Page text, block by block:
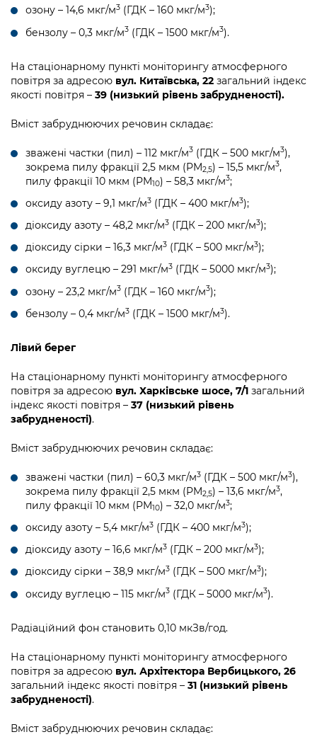
озону – 14,6 мкг/м3 (ГДК – 160 мкг/м3);
бензолу – 0,3 мкг/м3 (ГДК – 1500 мкг/м3).
На стаціонарному пункті моніторингу атмосферного
повітря за адресою вул. Китаївська, 22 загальний індекс
якості повітря – 39 (низький рівень забрудненості).
Вміст забруднюючих речовин складає:
зважені частки (пил) – 112 мкг/м3 (ГДК – 500 мкг/м3),
зокрема пилу фракції 2,5 мкм (PM2,5) – 15,5 мкг/м3,
пилу фракції 10 мкм (PM10) – 58,3 мкг/м3;
оксиду азоту – 9,1 мкг/м3 (ГДК – 400 мкг/м3);
діоксиду азоту – 48,2 мкг/м3 (ГДК – 200 мкг/м3);
діоксиду сірки – 16,3 мкг/м3 (ГДК – 500 мкг/м3);
оксиду вуглецю – 291 мкг/м3 (ГДК – 5000 мкг/м3);
озону – 23,2 мкг/м3 (ГДК – 160 мкг/м3);
бензолу – 0,4 мкг/м3 (ГДК – 1500 мкг/м3).
Лівий берег
На стаціонарному пункті моніторингу атмосферного
повітря за адресою вул. Харківське шосе, 7/1 загальний
індекс якості повітря – 37 (низький рівень
забрудненості).
Вміст забруднюючих речовин складає:
зважені частки (пил) – 60,3 мкг/м3 (ГДК – 500 мкг/м3),
зокрема пилу фракції 2,5 мкм (PM2,5) – 13,6 мкг/м3,
пилу фракції 10 мкм (PM10) – 32,0 мкг/м3;
оксиду азоту – 5,4 мкг/м3 (ГДК – 400 мкг/м3);
діоксиду азоту – 16,6 мкг/м3 (ГДК – 200 мкг/м3);
діоксиду сірки – 38,9 мкг/м3 (ГДК – 500 мкг/м3);
оксиду вуглецю – 115 мкг/м3 (ГДК – 5000 мкг/м3).
Радіаційний фон становить 0,10 мкЗв/год.
На стаціонарному пункті моніторингу атмосферного
повітря за адресою вул. Архітектора Вербицького, 26
загальний індекс якості повітря – 31 (низький рівень
забрудненості).
Вміст забруднюючих речовин складає: